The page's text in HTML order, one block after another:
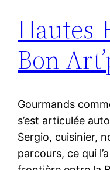
Hautes-
Bon
Gourmands
s’est articulée
Sergio, cuisinier,
parcours, ce qui